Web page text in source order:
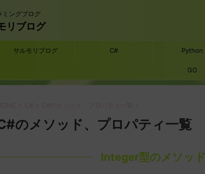
ミングブログ
リブログ
サルモリブログ C# Python
GO
のメソッド、プロパティ一覧
Integer型のメソッド